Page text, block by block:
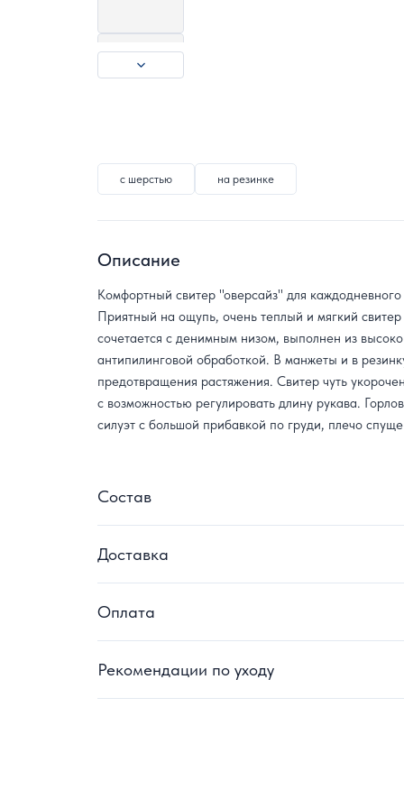
с шерстью на резинке
Описание
Комфортный свитер "оверсайз" для
Приятный на ощупь, очень теплый и мягкий
сочетается с денимным низом, выполнен из
антипилинговой обработкой. В манжеты и в
предотвращения растяжения. Свитер чуть
с возможностью регулировать длину рукава.
силуэт с большой прибавкой по груди, плечо
Состав
Доставка
Оплата
Рекомендации по уходу